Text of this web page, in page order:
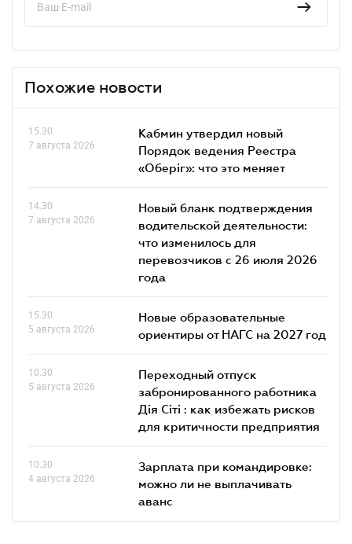
Похожие новости
15.30
7 августа 2026
Кабмин утвердил новый
Порядок ведения Реестра
«Оберіг»: что это меняет
14.30
7 августа 2026
Новый бланк подтверждения
водительской деятельности:
что изменилось для
перевозчиков с 26 июля 2026
года
15.30
5 августа 2026
Новые образовательные
ориентиры от НАГС на 2027 год
10.30
5 августа 2026
Переходный отпуск
забронированного работника
Дія Сіті : как избежать рисков
для критичности предприятия
10.30
4 августа 2026
Зарплата при командировке:
можно ли не выплачивать
аванс